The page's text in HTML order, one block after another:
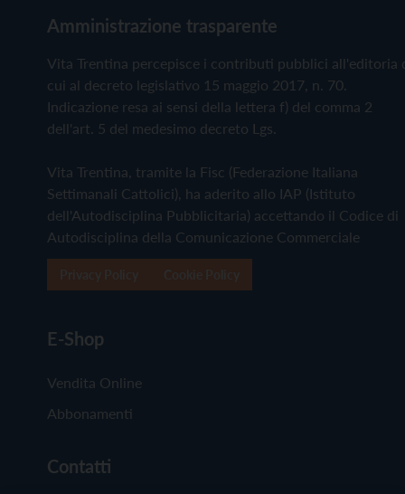
Amministrazione trasparente
Vita Trentina percepisce i contributi pubblici all'editoria
cui al decreto legislativo 15 maggio 2017, n. 70.
Indicazione resa ai sensi della lettera f) del comma 2
dell'art. 5 del medesimo decreto Lgs.
Vita Trentina, tramite la Fisc (Federazione Italiana
Settimanali Cattolici), ha aderito allo IAP (Istituto
dell'Autodisciplina Pubblicitaria) accettando il Codice di
Autodisciplina della Comunicazione Commerciale
E-Shop
Vendita Online
Abbonamenti
Contatti